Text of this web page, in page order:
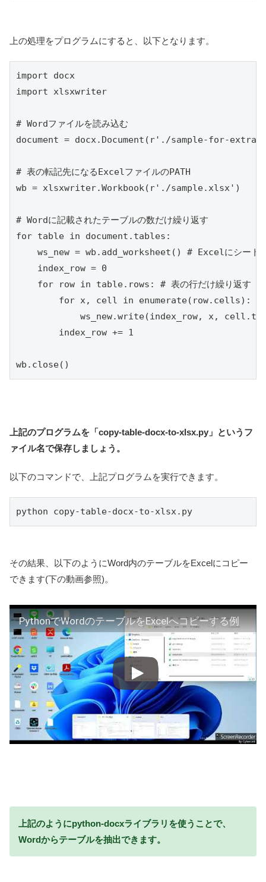
上の処理をプログラムにすると、以下となります。
import docx
import xlsxwriter
# Wordファイルを読み込む
document = docx.Document(r'./sample-for-
# 表の転記先になるExcelファイルのPATH
wb = xlsxwriter.Workbook(r'./sample.xlsx')
# Wordに記載されたテーブルの数だけ繰り返す
for table in document.tables:
ws_new = wb.add_worksheet() # Excelにシート
    index_row = 0
    for row in table.rows: # 表の行だけ繰り返す
        for x, cell in enumerate(row.cells):
ws_new.write(index_row, x,
        index_row += 1
wb.close()
上記のプログラムを「copy-table-docx-to-xlsx.py」というフ
ァイル名で保存しましょう。
以下のコマンドで、上記プログラムを実行できます。
python copy-table-docx-to-xlsx.py
その結果、以下のようにWord内のテーブルをExcelにコピー
できます(下の動画参照)。
PythonでWordのテーブルをExcelへコピーする例
上記のようにpython-docxライブラリを使うことで、
Wordからテーブルを抽出できます。